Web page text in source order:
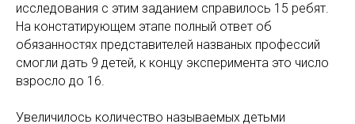
исследования с этим заданием справилось 15 ребят.
На констатирующем этапе полный ответ об
обязанностях представителей названых профессий
смогли дать 9 детей, к концу эксперимента это число
взросло до 16.
Увеличилось количество называемых детьми